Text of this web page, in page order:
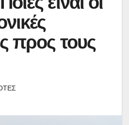
προς τους